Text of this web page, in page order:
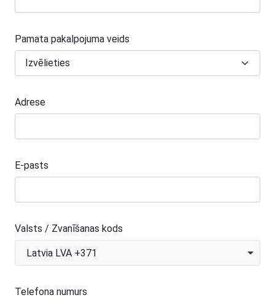
Pamata pakalpojuma veids
Adrese
E-pasts
Valsts / Zvanīšanas kods
Latvia LVA +371
Telefona numurs